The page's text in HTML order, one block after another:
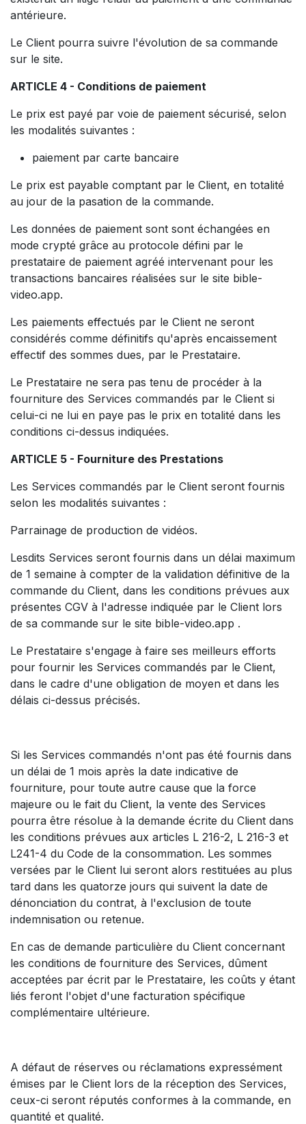
antérieure.
Le Client pourra suivre l'évolution de sa commande
sur le site.
ARTICLE 4 - Conditions de paiement
Le prix est payé par voie de paiement sécurisé, selon
les modalités suivantes :
paiement par carte bancaire
Le prix est payable comptant par le Client, en totalité
au jour de la pasation de la commande.
Les données de paiement sont sont échangées en
mode crypté grâce au protocole défini par le
prestataire de paiement agréé intervenant pour les
transactions bancaires réalisées sur le site bible-
video.app.
Les paiements effectués par le Client ne seront
considérés comme définitifs qu'après encaissement
effectif des sommes dues, par le Prestataire.
Le Prestataire ne sera pas tenu de procéder à la
fourniture des Services commandés par le Client si
celui-ci ne lui en paye pas le prix en totalité dans les
conditions ci-dessus indiquées.
ARTICLE 5 - Fourniture des Prestations
Les Services commandés par le Client seront fournis
selon les modalités suivantes :
Parrainage de production de vidéos.
Lesdits Services seront fournis dans un délai maximum
de 1 semaine à compter de la validation définitive de la
commande du Client, dans les conditions prévues aux
présentes CGV à l'adresse indiquée par le Client lors
de sa commande sur le site bible-video.app .
Le Prestataire s'engage à faire ses meilleurs efforts
pour fournir les Services commandés par le Client,
dans le cadre d'une obligation de moyen et dans les
délais ci-dessus précisés.
Si les Services commandés n'ont pas été fournis dans
un délai de 1 mois après la date indicative de
fourniture, pour toute autre cause que la force
majeure ou le fait du Client, la vente des Services
pourra être résolue à la demande écrite du Client dans
les conditions prévues aux articles L 216-2, L 216-3 et
L241-4 du Code de la consommation. Les sommes
versées par le Client lui seront alors restituées au plus
tard dans les quatorze jours qui suivent la date de
dénonciation du contrat, à l'exclusion de toute
indemnisation ou retenue.
En cas de demande particulière du Client concernant
les conditions de fourniture des Services, dûment
acceptées par écrit par le Prestataire, les coûts y étant
liés feront l'objet d'une facturation spécifique
complémentaire ultérieure.
A défaut de réserves ou réclamations expressément
émises par le Client lors de la réception des Services,
ceux-ci seront réputés conformes à la commande, en
quantité et qualité.